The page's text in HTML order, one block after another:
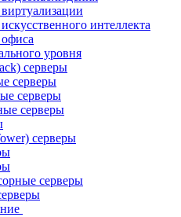
интеллекта
уровня
серверы
серверы
серверы
серверы
серверы
серверы